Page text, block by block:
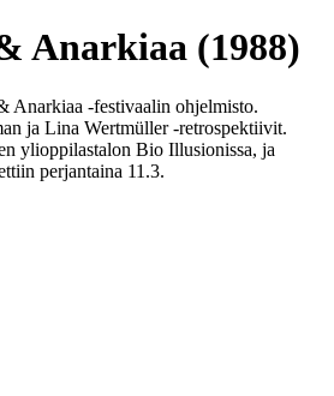
Anarkiaa (1988)
Anarkiaa -festivaalin ohjelmisto.
ja Lina Wertmüller -retrospektiivit.
ylioppilastalon Bio Illusionissa, ja
perjantaina 11.3.